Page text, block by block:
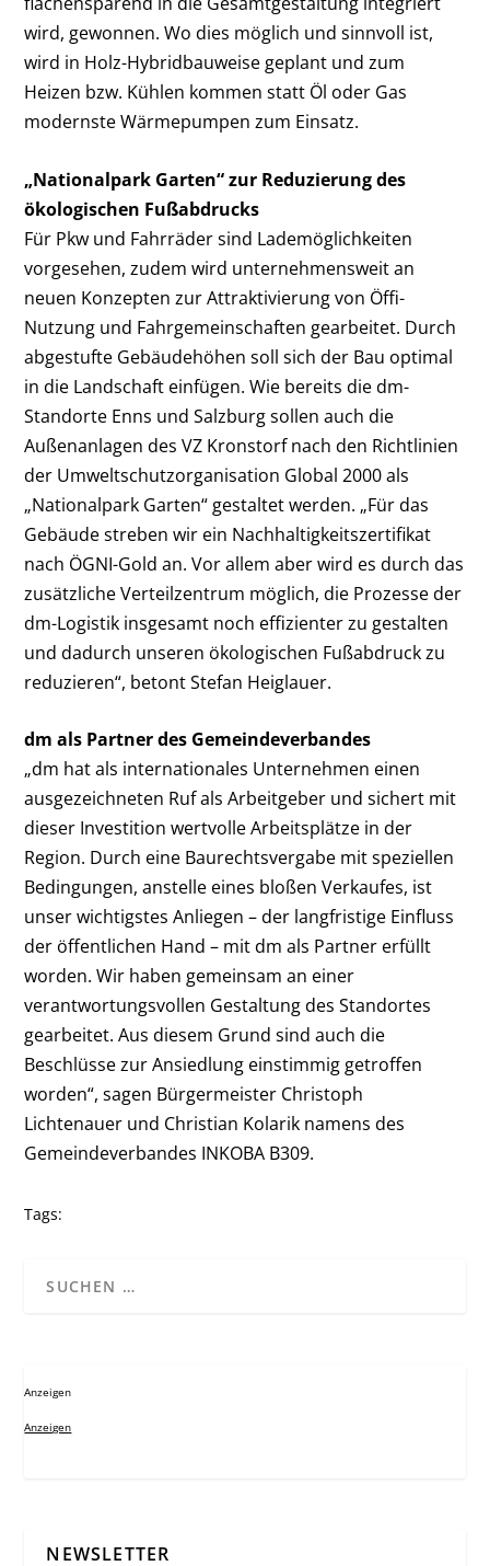
wird, gewonnen. Wo dies möglich und sinnvoll ist,
wird in Holz-Hybridbauweise geplant und zum
Heizen bzw. Kühlen kommen statt Öl oder Gas
modernste Wärmepumpen zum Einsatz.
„Nationalpark Garten“ zur Reduzierung des
ökologischen Fußabdrucks
Für Pkw und Fahrräder sind Lademöglichkeiten
vorgesehen, zudem wird unternehmensweit an
neuen Konzepten zur Attraktivierung von Öffi-
Nutzung und Fahrgemeinschaften gearbeitet. Durch
abgestufte Gebäudehöhen soll sich der Bau optimal
in die Landschaft einfügen. Wie bereits die dm-
Standorte Enns und Salzburg sollen auch die
Außenanlagen des VZ Kronstorf nach den Richtlinien
der Umweltschutzorganisation Global 2000 als
„Nationalpark Garten“ gestaltet werden. „Für das
Gebäude streben wir ein Nachhaltigkeitszertifikat
nach ÖGNI-Gold an. Vor allem aber wird es durch das
zusätzliche Verteilzentrum möglich, die Prozesse der
dm-Logistik insgesamt noch effizienter zu gestalten
und dadurch unseren ökologischen Fußabdruck zu
reduzieren“, betont Stefan Heiglauer.
dm als Partner des Gemeindeverbandes
„dm hat als internationales Unternehmen einen
ausgezeichneten Ruf als Arbeitgeber und sichert mit
dieser Investition wertvolle Arbeitsplätze in der
Region. Durch eine Baurechtsvergabe mit speziellen
Bedingungen, anstelle eines bloßen Verkaufes, ist
unser wichtigstes Anliegen – der langfristige Einfluss
der öffentlichen Hand – mit dm als Partner erfüllt
worden. Wir haben gemeinsam an einer
verantwortungsvollen Gestaltung des Standortes
gearbeitet. Aus diesem Grund sind auch die
Beschlüsse zur Ansiedlung einstimmig getroffen
worden“, sagen Bürgermeister Christoph
Lichtenauer und Christian Kolarik namens des
Gemeindeverbandes INKOBA B309.
Tags:
Anzeigen
Anzeigen
NEWSLETTER